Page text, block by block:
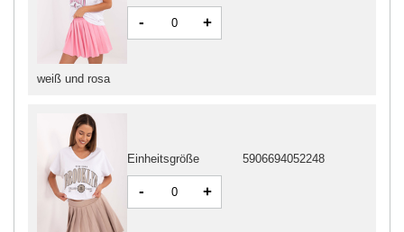
weiß und rosa
- +
Einheitsgröße 5906694052248
- +